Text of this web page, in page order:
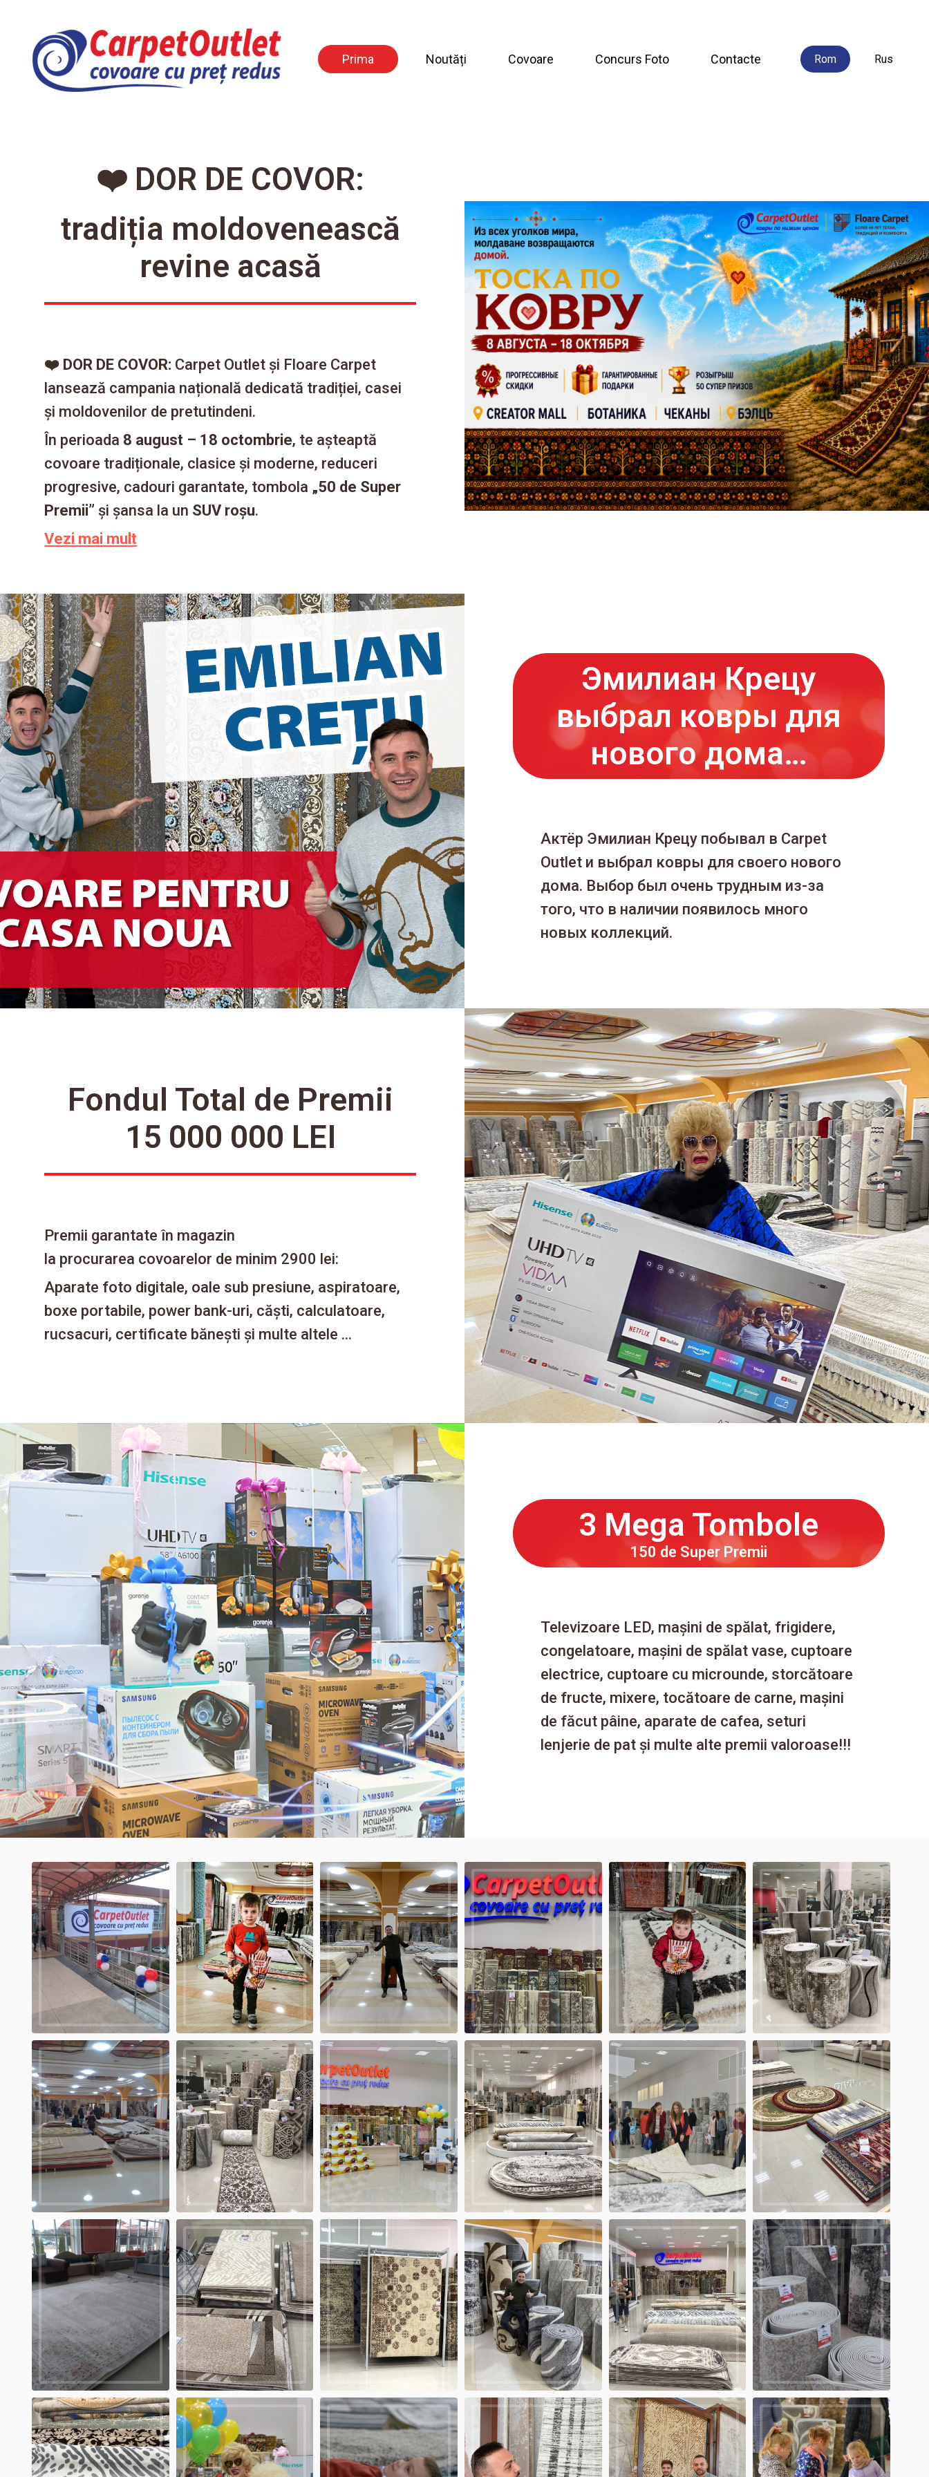
Prima Noutăți Covoare Concurs Foto Contacte Rom Rus
❤️ DOR DE COVOR:
tradiția moldovenească
revine acasă
❤️ DOR DE COVOR: Carpet Outlet și Floare Carpet
lansează campania națională dedicată tradiției, casei
și moldovenilor de pretutindeni.
În perioada 8 august – 18 octombrie, te așteaptă
covoare tradiționale, clasice și moderne, reduceri
progresive, cadouri garantate, tombola „50 de Super
Premii” și șansa la un SUV roșu.
Vezi mai mult
Эмилиан Крецу
выбрал ковры для
нового дома…
Актёр Эмилиан Крецу побывал в Carpet
Outlet и выбрал ковры для своего нового
дома. Выбор был очень трудным из-за
того, что в наличии появилось много
новых коллекций.
Fondul Total de Premii
15 000 000 LEI
Premii garantate în magazin
la procurarea covoarelor de minim 2900 lei:
Aparate foto digitale, oale sub presiune, aspiratoare,
boxe portabile, power bank-uri, căști, calculatoare,
rucsacuri, certificate bănești și multe altele ...
3 Mega Tombole
150 de Super Premii
Televizoare LED, mașini de spălat, frigidere,
congelatoare, mașini de spălat vase, cuptoare
electrice, cuptoare cu microunde, storcătoare
de fructe, mixere, tocătoare de carne, mașini
de făcut pâine, aparate de cafea, seturi
lenjerie de pat și multe alte premii valoroase!!!